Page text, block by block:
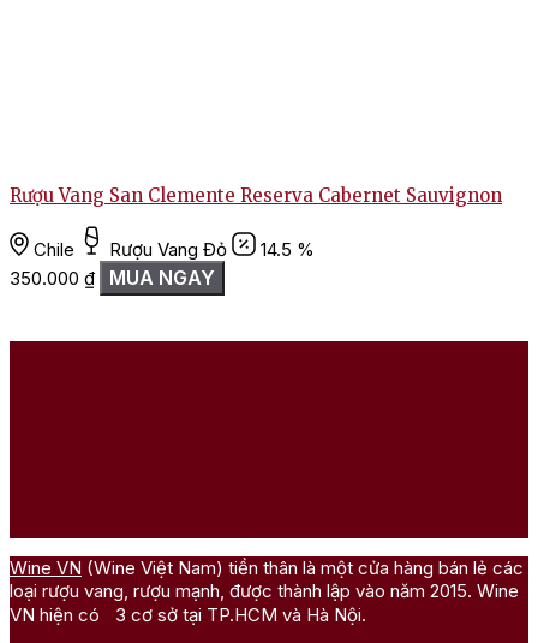
Rượu Vang San Clemente Reserva Cabernet Sauvignon
Chile Rượu Vang Đỏ
14.5 %
350.000 ₫ MUA NGAY
Wine VN (Wine Việt Nam) tiền thân là một cửa hàng bán lẻ các
loại rượu vang, rượu mạnh, được thành lập vào năm 2015. Wine
VN hiện có 3 cơ sở tại TP.HCM và Hà Nội.